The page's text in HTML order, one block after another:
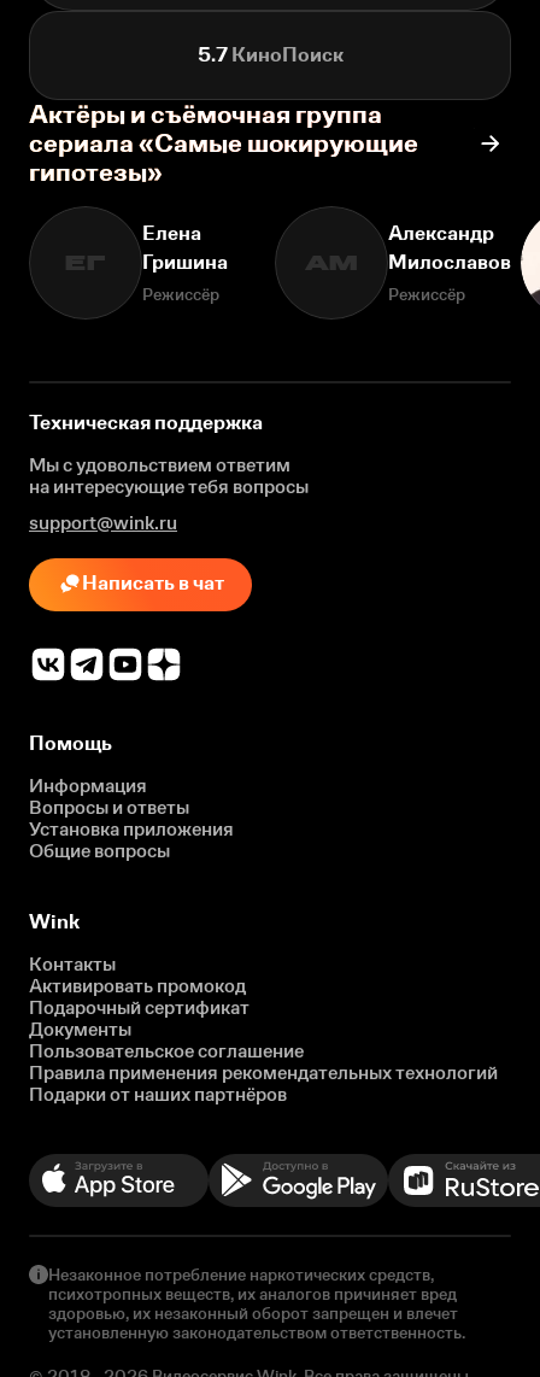
5.7КиноПоиск
Актёры и съёмочная группа
сериала «Самые шокирующие
гипотезы»
ЕГ
Елена
Гришина
Режиссёр
АМ
Александр
Милославов
Режиссёр
Техническая поддержка
Мы с удовольствием ответим
на интересующиетебя вопросы
support@wink.ru
Написать в чат
Помощь
Информация
Вопросы и ответы
Установка приложения
Общие вопросы
Wink
Контакты
Активировать промокод
Подарочный сертификат
Документы
Пользовательское соглашение
Правила применения рекомендательных технологий
Подарки от наших партнёров
Незаконное потребление наркотических средств,
психотропных веществ, их аналогов причиняет вред
здоровью, их незаконный оборот запрещен и влечет
установленную законодательством ответственность.